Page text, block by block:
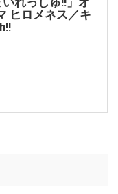
ヒロメネス／キ